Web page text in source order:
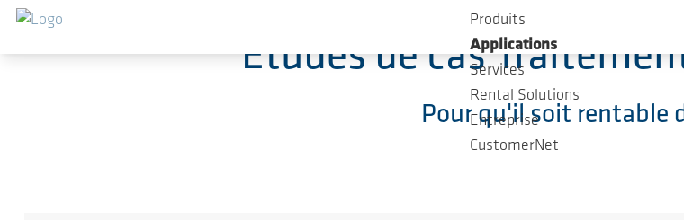
Sauter au contenu principal
Produits
Applications
Services
Rental Solutions
Entreprise
CustomerNet
Études de cas
Pour qu'il soit rentable